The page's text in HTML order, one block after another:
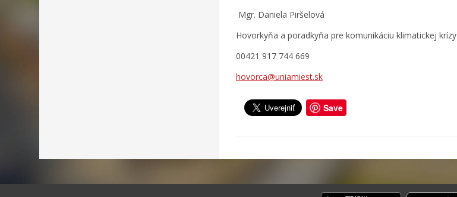
Mgr. Daniela Piršelová
Hovorkyňa a poradkyňa pre komunikáciu klimatickej krízy
00421 917 744 669
hovorca@uniamiest.sk
Save